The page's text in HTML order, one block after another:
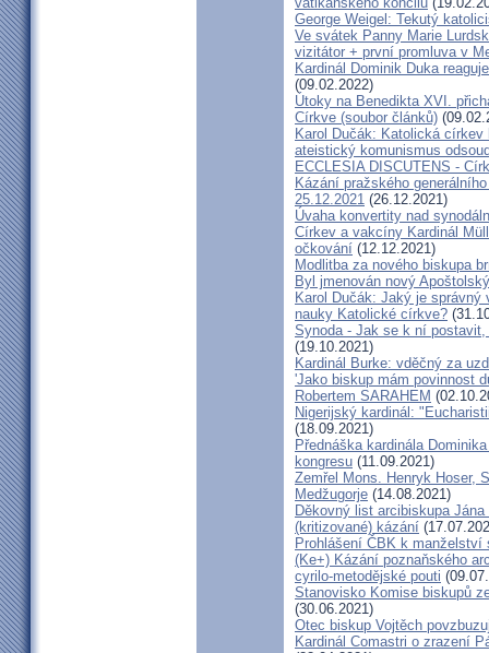
George Weigel: Tekutý
Ve svátek Panny Marie
vizitátor + první promluva v
Kardinál Dominik Duka
(09.02.2022)
Útoky na Benedikta XVI.
Církve (soubor článků)
Karol Dučák: Katolická církev
ateistický komunismus
ECCLESIA DISCUTENS -
Kázání pražského
25.12.2021 (26.12.2021)
Úvaha konvertity nad
Církev a vakcíny Kardinál
očkování (12.12.2021)
Modlitba za nového biskupa
Byl jmenován nový
Karol Dučák: Jaký je
nauky Katolické církve?
Synoda - Jak se k ní
(19.10.2021)
Kardinál Burke: vděčný za
'Jako biskup mám povinnost
Robertem SARAHEM
Nigerijský kardinál:
(18.09.2021)
Přednáška kardinála
kongresu (11.09.2021)
Zemřel Mons. Henryk Hoser,
Medžugorje (14.08.2021)
Děkovný list arcibiskupa
(kritizované) kázání
Prohlášení ČBK k manželství
(Ke+) Kázání poznaňského
cyrilo-metodějské pouti
Stanovisko Komise biskupů
(30.06.2021)
Otec biskup Vojtěch
Kardinál Comastri o zrazení